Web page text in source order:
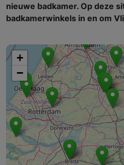
nieuwe badkamer. Op deze
badkamerwinkels in en om
+
−